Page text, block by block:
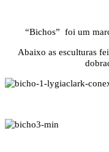
“Bichos” foi um
Abaixo as esculturas